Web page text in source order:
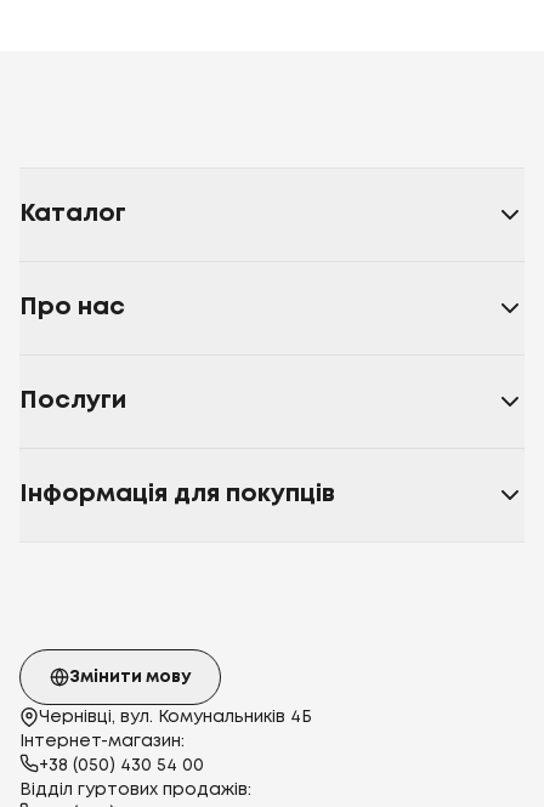
Каталог
Про нас
Послуги
Інформація для покупців
Чернівці, вул. Комунальників 4Б
Інтернет-магазин:
+38 (050) 430 54 00
Відділ гуртових продажів:
Змінити мову